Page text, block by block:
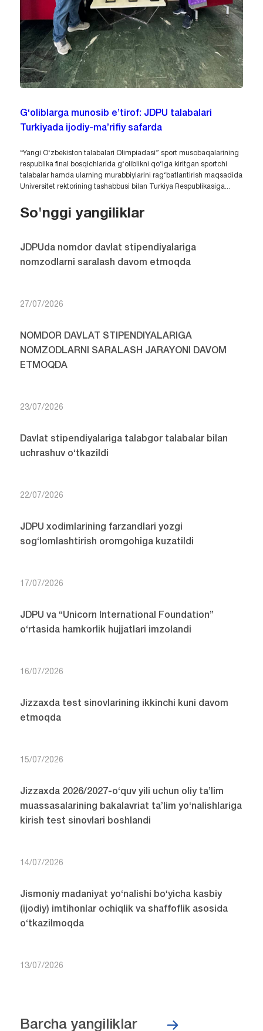
G‘oliblarga munosib e’tirof: JDPU talabalari
Turkiyada ijodiy-ma’rifiy safarda
“Yangi O‘zbekiston talabalari Olimpiadasi” sport musobaqalarining
respublika final bosqichlarida g‘oliblikni qo‘lga kiritgan sportchi
talabalar hamda ularning murabbiylarini rag‘batlantirish maqsadida
Universitet rektorining tashabbusi bilan Turkiya Respublikasiga...
So'nggi yangiliklar
JDPUda nomdor davlat stipendiyalariga
nomzodlarni saralash davom etmoqda
27/07/2026
NOMDOR DAVLAT STIPENDIYALARIGA
NOMZODLARNI SARALASH JARAYONI DAVOM
ETMOQDA
23/07/2026
Davlat stipendiyalariga talabgor talabalar bilan
uchrashuv o‘tkazildi
22/07/2026
JDPU xodimlarining farzandlari yozgi
sog‘lomlashtirish oromgohiga kuzatildi
17/07/2026
JDPU va “Unicorn International Foundation”
o‘rtasida hamkorlik hujjatlari imzolandi
16/07/2026
Jizzaxda test sinovlarining ikkinchi kuni davom
etmoqda
15/07/2026
Jizzaxda 2026/2027-o‘quv yili uchun oliy ta’lim
muassasalarining bakalavriat ta’lim yo‘nalishlariga
kirish test sinovlari boshlandi
14/07/2026
Jismoniy madaniyat yo‘nalishi bo‘yicha kasbiy
(ijodiy) imtihonlar ochiqlik va shaffoflik asosida
o‘tkazilmoqda
13/07/2026
Barcha yangiliklar